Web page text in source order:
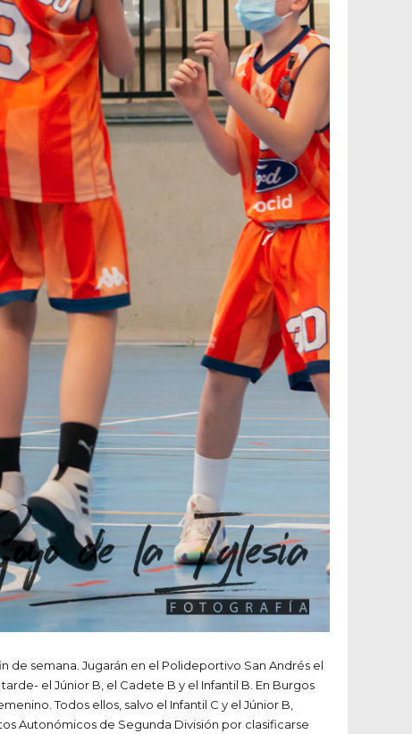
de semana. Jugarán en el Polideportivo San Andrés el
el Júnior B, el Cadete B y el Infantil B. En Burgos
Todos ellos, salvo el Infantil C y el Júnior B,
Autonómicos de Segunda División por clasificarse